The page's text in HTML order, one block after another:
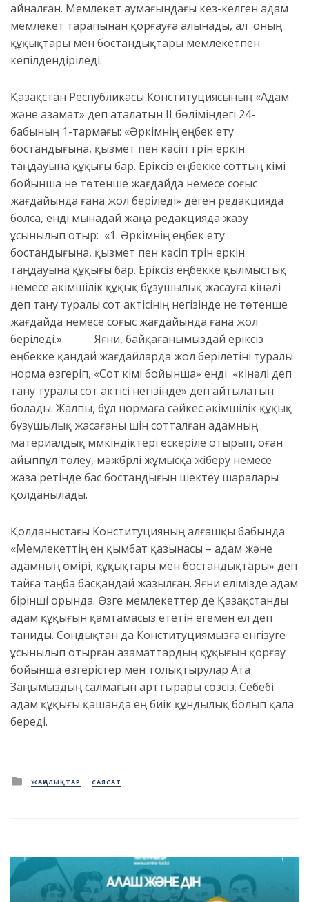
айналған. Мемлекет аумағындағы кез-келген адам
мемлекет тарапынан қорғауға алынады, ал оның
құқықтары мен бостандықтары мемлекетпен
кепілдендіріледі.
Қазақстан Республикасы Конституциясының «Адам
және азамат» деп аталатын ІІ бөліміндегі 24-
бабының 1-тармағы: «Әркiмнiң еңбек ету
бостандығына, қызмет пен кәсiп түрiн еркiн
таңдауына құқығы бар. Ерiксiз еңбекке соттың үкiмi
бойынша не төтенше жағдайда немесе соғыс
жағдайында ғана жол берiледi» деген редакцияда
болса, енді мынадай жаңа редакцияда жазу
ұсынылып отыр: «1. Әркімнің еңбек ету
бостандығына, қызмет пен кәсіп түрін еркін
таңдауына құқығы бар. Еріксіз еңбекке қылмыстық
немесе әкімшілік құқық бұзушылық жасауға кінәлі
деп тану туралы сот актісінің негізінде не төтенше
жағдайда немесе соғыс жағдайында ғана жол
беріледі.». Яғни, байқағанымыздай еріксіз
еңбекке қандай жағдайларда жол берілетіні туралы
норма өзгеріп, «Сот үкімі бойынша» енді «кінәлі деп
тану туралы сот актісі негізінде» деп айтылатын
болады. Жалпы, бұл нормаға сәйкес әкімшілік құқық
бұзушылық жасағаны үшін сотталған адамның
материалдық мүмкіндіктері ескеріле отырып, оған
айыппұл төлеу, мәжбүрлі жұмысқа жіберу немесе
жаза ретінде бас бостандығын шектеу шаралары
қолданылады.
Қолданыстағы Конституцияның алғашқы бабында
«Мемлекеттің ең қымбат қазынасы – адам және
адамның өмірі, құқықтары мен бостандықтары» деп
тайға таңба басқандай жазылған. Яғни елімізде адам
бірінші орында. Өзге мемлекеттер де Қазақстанды
адам құқығын қамтамасыз ететін егемен ел деп
таниды. Сондықтан да Конституциямызға енгізуге
ұсынылып отырған азаматтардың құқығын қорғау
бойынша өзгерістер мен толықтырулар Ата
Заңымыздың салмағын арттырары сөзсіз. Себебі
адам құқығы қашанда ең биік құндылық болып қала
береді.
Posted
in
ЖАҢАЛЫҚТАР САЯСАТ